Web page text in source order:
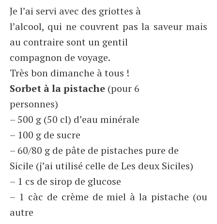
Je l’ai servi avec des griottes à
l’alcool, qui ne couvrent pas la saveur mais
au contraire sont un gentil
compagnon de voyage.
Très bon dimanche à tous !
Sorbet à la pistache (pour 6
personnes)
– 500 g (50 cl) d’eau minérale
– 100 g de sucre
– 60/80 g de pâte de pistaches pure de
Sicile (j’ai utilisé celle de Les deux Siciles)
– 1 cs de sirop de glucose
– 1 càc de crème de miel à la pistache (ou
autre